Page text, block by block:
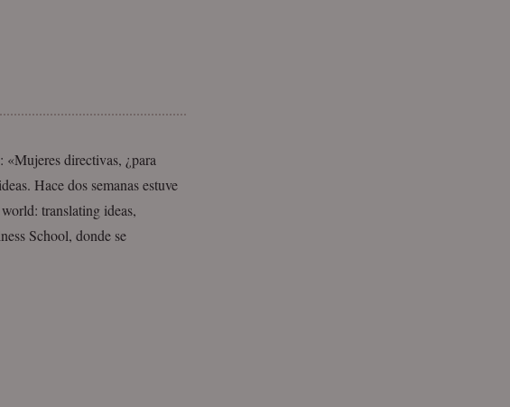
«Mujeres directivas, ¿para
Hace dos semanas estuve
translating ideas,
School, donde se